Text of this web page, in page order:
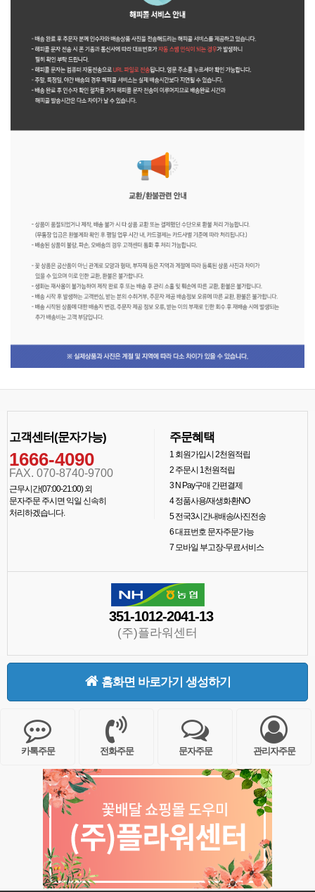
고객센터(문자가능)
1666-4090
FAX. 070-8740-9700
근무시간(07:00-21:00) 외
문자주문 주시면 익일 신속히
처리하겠습니다.
주문혜택
1회원가입시 2천원적립
2주문시 1천원적립
3N Pay구매 간편결제
4정품사용/재생화환NO
5전국3시간내배송/사진전송
6대표번호 문자주문가능
7모바일 부고장-무료서비스
351-1012-2041-13
(주)플라워센터
홈화면 바로가기 생성하기
카톡주문 전화주문 문자주문 관리자주문